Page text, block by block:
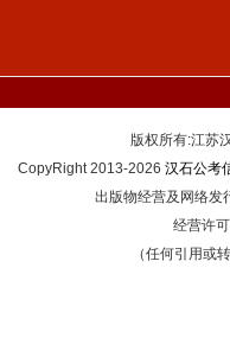
版权所有:江
CopyRight 2013-2026 汉石公考
出版物经营及网络发
经营许
（任何引用或